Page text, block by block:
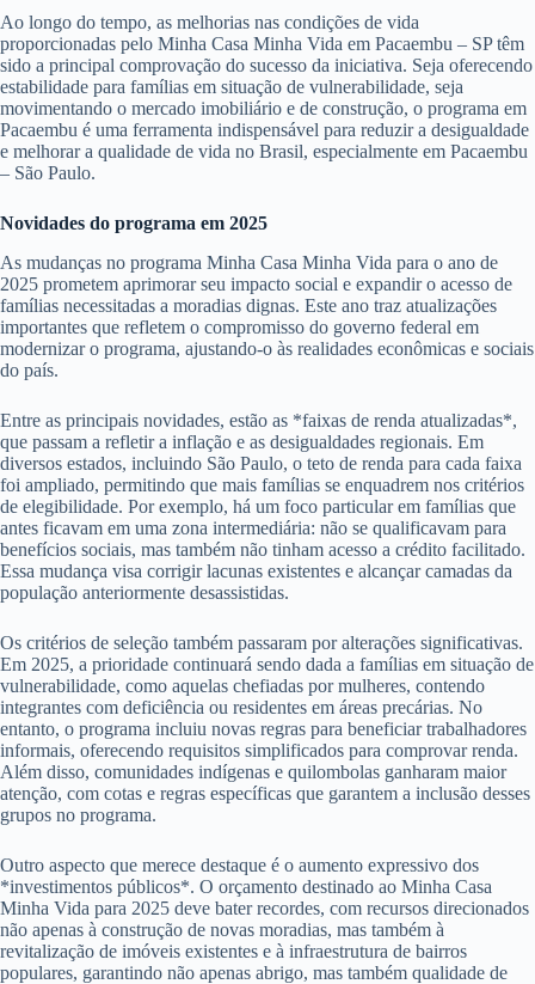
Ao longo do tempo, as melhorias nas condições de vida
proporcionadas pelo Minha Casa Minha Vida em Pacaembu – SP têm
sido a principal comprovação do sucesso da iniciativa. Seja oferecendo
estabilidade para famílias em situação de vulnerabilidade, seja
movimentando o mercado imobiliário e de construção, o programa em
Pacaembu é uma ferramenta indispensável para reduzir a desigualdade
e melhorar a qualidade de vida no Brasil, especialmente em Pacaembu
– São Paulo.
Novidades do programa em 2025
As mudanças no programa Minha Casa Minha Vida para o ano de
2025 prometem aprimorar seu impacto social e expandir o acesso de
famílias necessitadas a moradias dignas. Este ano traz atualizações
importantes que refletem o compromisso do governo federal em
modernizar o programa, ajustando-o às realidades econômicas e sociais
do país.
Entre as principais novidades, estão as *faixas de renda atualizadas*,
que passam a refletir a inflação e as desigualdades regionais. Em
diversos estados, incluindo São Paulo, o teto de renda para cada faixa
foi ampliado, permitindo que mais famílias se enquadrem nos critérios
de elegibilidade. Por exemplo, há um foco particular em famílias que
antes ficavam em uma zona intermediária: não se qualificavam para
benefícios sociais, mas também não tinham acesso a crédito facilitado.
Essa mudança visa corrigir lacunas existentes e alcançar camadas da
população anteriormente desassistidas.
Os critérios de seleção também passaram por alterações significativas.
Em 2025, a prioridade continuará sendo dada a famílias em situação de
vulnerabilidade, como aquelas chefiadas por mulheres, contendo
integrantes com deficiência ou residentes em áreas precárias. No
entanto, o programa incluiu novas regras para beneficiar trabalhadores
informais, oferecendo requisitos simplificados para comprovar renda.
Além disso, comunidades indígenas e quilombolas ganharam maior
atenção, com cotas e regras específicas que garantem a inclusão desses
grupos no programa.
Outro aspecto que merece destaque é o aumento expressivo dos
*investimentos públicos*. O orçamento destinado ao Minha Casa
Minha Vida para 2025 deve bater recordes, com recursos direcionados
não apenas à construção de novas moradias, mas também à
revitalização de imóveis existentes e à infraestrutura de bairros
populares, garantindo não apenas abrigo, mas também qualidade de